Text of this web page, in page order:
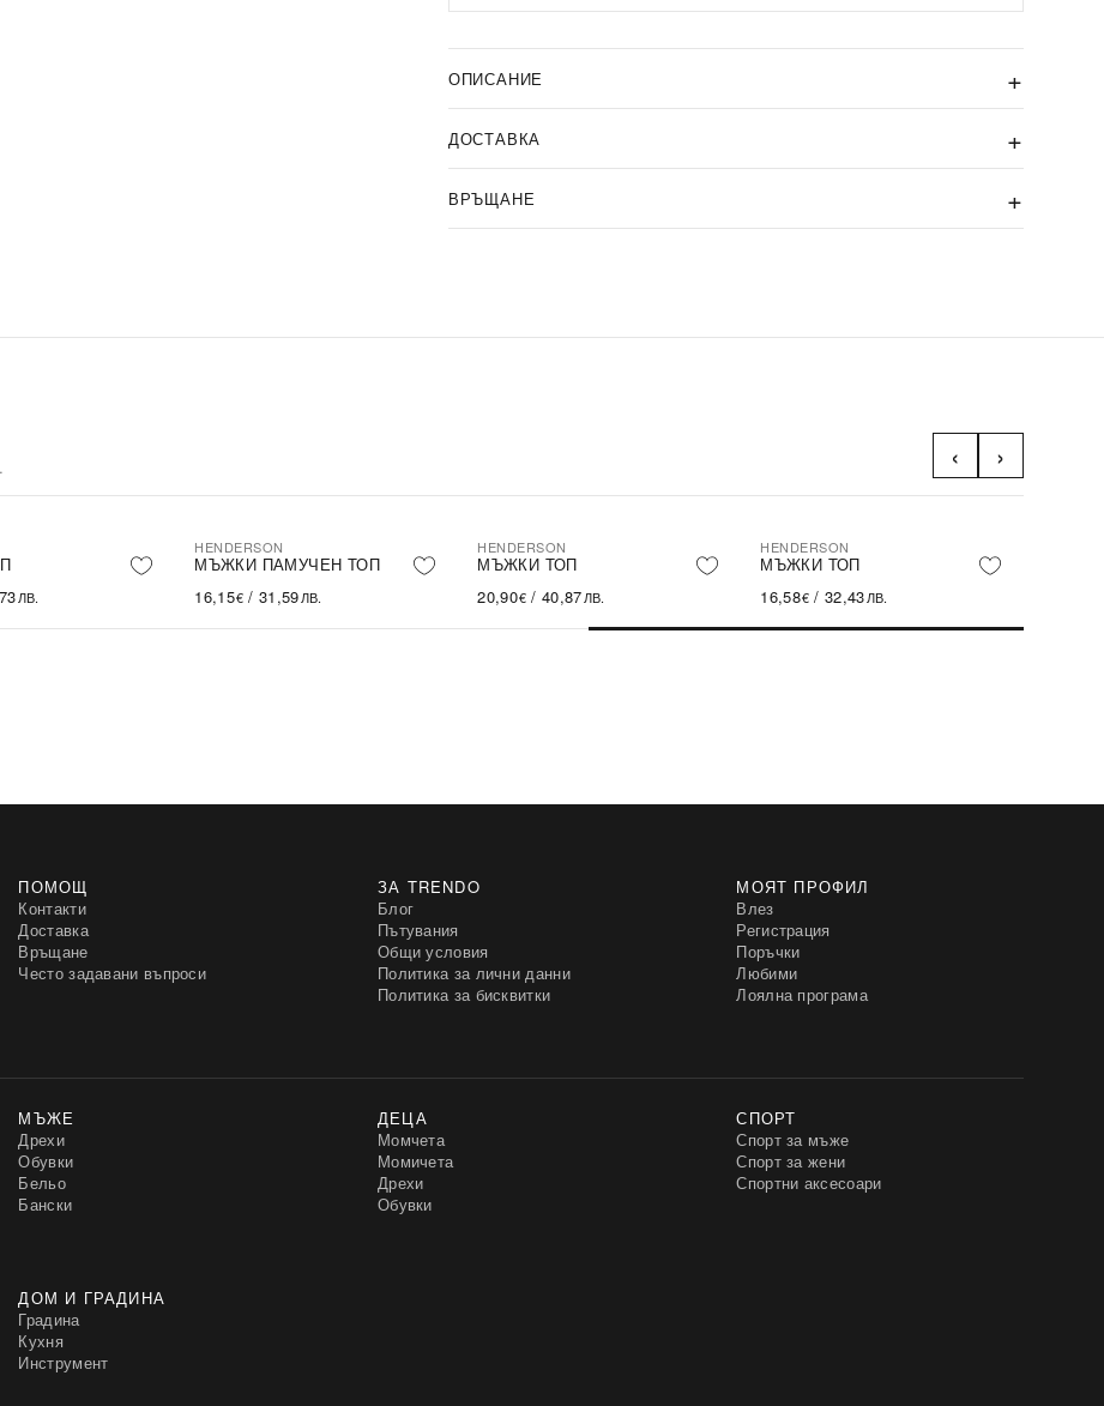
ОПИСАНИЕ
ДОСТАВКА
ВРЪЩАНЕ
‹ ›
ЛВ.
HENDERSON
МЪЖКИ ПАМУЧЕН ТОП
16,15€ /31,59ЛВ.
HENDERSON
МЪЖКИ ТОП
20,90€ /40,87ЛВ.
HENDERSON
МЪЖКИ ТОП
16,58€ /32,43ЛВ.
ПОМОЩ
Контакти
Доставка
Връщане
Често задавани въпроси
ЗА TRENDO
Блог
Пътувания
Общи условия
Политика за лични данни
Политика за бисквитки
МОЯТ ПРОФИЛ
Влез
Регистрация
Поръчки
Любими
Лоялна програма
МЪЖЕ
Дрехи
Обувки
Бельо
Бански
ДЕЦА
Момчета
Момичета
Дрехи
Обувки
СПОРТ
Спорт за мъже
Спорт за жени
Спортни аксесоари
ДОМ И ГРАДИНА
Градина
Кухня
Инструмент